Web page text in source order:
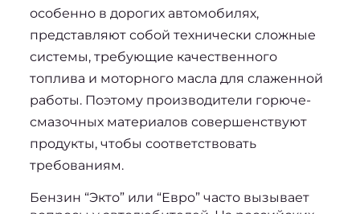
особенно в дорогих автомобилях,
представляют собой технически сложные
системы, требующие качественного
топлива и моторного масла для слаженной
работы. Поэтому производители горюче-
смазочных материалов совершенствуют
продукты, чтобы соответствовать
требованиям.
Бензин “Экто” или “Евро” часто вызывает